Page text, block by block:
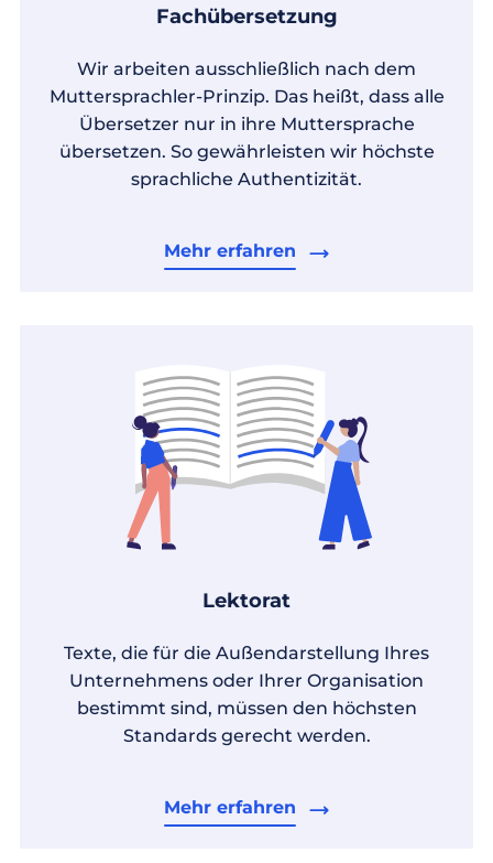
Fachübersetzung
Wir arbeiten ausschließlich nach dem
Muttersprachler-Prinzip. Das heißt, dass alle
Übersetzer nur in ihre Muttersprache
übersetzen. So gewährleisten wir höchste
sprachliche Authentizität.
Mehr erfahren
Lektorat
Texte, die für die Außendarstellung Ihres
Unternehmens oder Ihrer Organisation
bestimmt sind, müssen den höchsten
Standards gerecht werden.
Mehr erfahren